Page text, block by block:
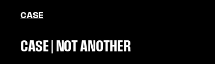
CASE
CASE | NOT ANOTHER